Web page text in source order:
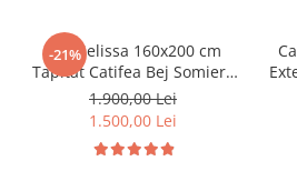
-21%
Pat Melissa 160x200 cm
Tapitat Catifea Bej Somiera
Inclusa
1.900,00 Lei
1.500,00 Lei